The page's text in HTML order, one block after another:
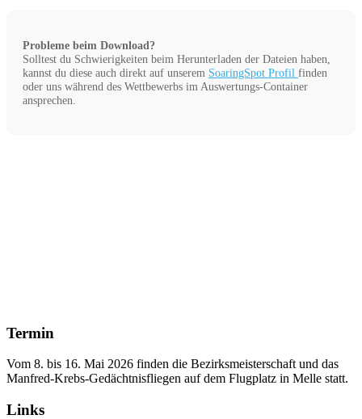
Probleme beim Download?
Solltest du Schwierigkeiten beim Herunterladen der Dateien haben,
kannst du diese auch direkt auf unserem SoaringSpot Profil finden
oder uns während des Wettbewerbs im Auswertungs-Container
ansprechen.
Termin
Vom 8. bis 16. Mai 2026 finden die Bezirksmeisterschaft und das
Manfred‑Krebs‑Gedächtnisfliegen auf dem Flugplatz in Melle statt.
Links